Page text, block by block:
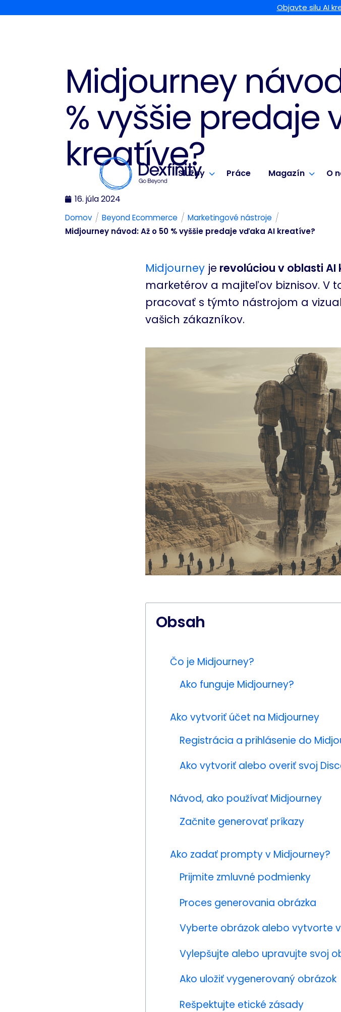
Objavte silu AI
Služby Práce Magazín O
Midjourney
% vyššie predaje
kreatíve?
16. júla 2024
Domov / Beyond Ecommerce / Marketingové nástroje /
Midjourney návod: Až o 50 % vyššie predaje vďaka AI kreatíve?
Midjourneyje revolúciou v oblasti AI
marketérov a majiteľov biznisov. V
pracovať s týmto nástrojom a
vašich zákazníkov.
Obsah
Čo je Midjourney?
Ako funguje Midjourney?
Ako vytvoriť účet na Midjourney
Registrácia a prihlásenie do
Ako vytvoriť alebo overiť svoj
Návod, ako používať Midjourney
Začnite generovať príkazy
Ako zadať prompty v Midjourney?
Prijmite zmluvné podmienky
Proces generovania obrázka
Vyberte obrázok alebo vytvorte
Vylepšujte alebo upravujte svoj
Ako uložiť vygenerovaný obrázok
Rešpektujte etické zásady